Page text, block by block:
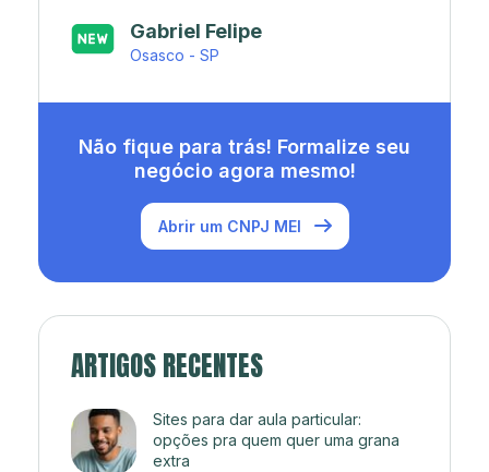
Japa’s açaí e sorveteria
Rio de Janeiro - RJ
Não fique para trás! Formalize seu
negócio agora mesmo!
Abrir um CNPJ MEI
ARTIGOS RECENTES
Sites para dar aula particular:
opções pra quem quer uma grana
extra